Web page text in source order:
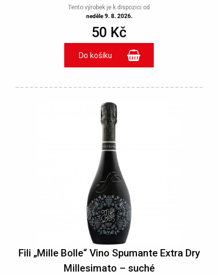
Tento výrobek je k dispozici od
neděle 9. 8. 2026.
50 Kč
Fili „Mille Bolle“ Vino Spumante Extra Dry
Millesimato – suché